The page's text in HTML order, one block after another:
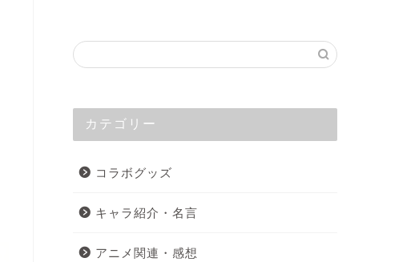
カテゴリー
コラボグッズ
キャラ紹介・名言
アニメ関連・感想